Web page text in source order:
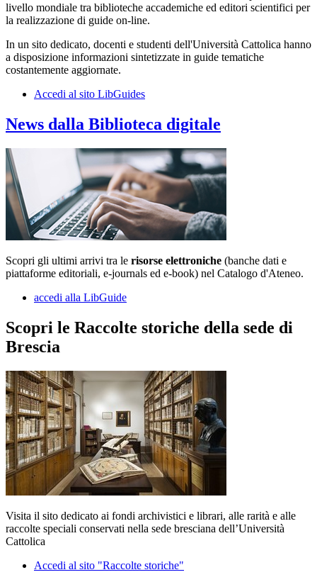
livello mondiale tra biblioteche accademiche ed editori scientifici per
la realizzazione di guide on-line.
In un sito dedicato, docenti e studenti dell'Università Cattolica hanno
a disposizione informazioni sintetizzate in guide tematiche
costantemente aggiornate.
Accedi al sito LibGuides
News dalla Biblioteca digitale
Scopri gli ultimi arrivi tra le risorse elettroniche (banche dati e
piattaforme editoriali, e-journals ed e-book) nel Catalogo d'Ateneo.
accedi alla LibGuide
Scopri le Raccolte storiche della sede di
Brescia
Visita il sito dedicato ai fondi archivistici e librari, alle rarità e alle
raccolte speciali conservati nella sede bresciana dell’Università
Cattolica
Accedi al sito "Raccolte storiche"